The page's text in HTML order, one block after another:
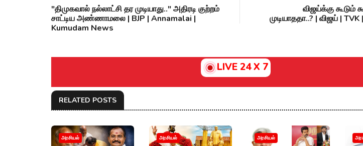
"திமுகவால் நல்லாட்சி தர முடியாது.." அதிரடி குற்றம்
சாட்டிய அண்ணாமலை | BJP | Annamalai |
Kumudam News
விஜய்க்கு கூடும்
முடியாததா..? | விஜய் |
LIVE 24 X 7
RELATED POSTS
அரசியல் அரசியல் அரசியல்